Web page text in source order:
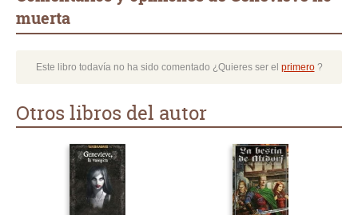
muerta
Este libro todavía no ha sido comentado ¿Quieres ser el primero?
Otros libros del autor